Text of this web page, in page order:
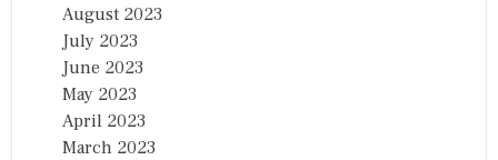
August 2023
July 2023
June 2023
May 2023
April 2023
March 2023